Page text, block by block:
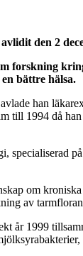
den 2
forskning
bättre hälsa.
han
till 1994 då
om
av
år 1999